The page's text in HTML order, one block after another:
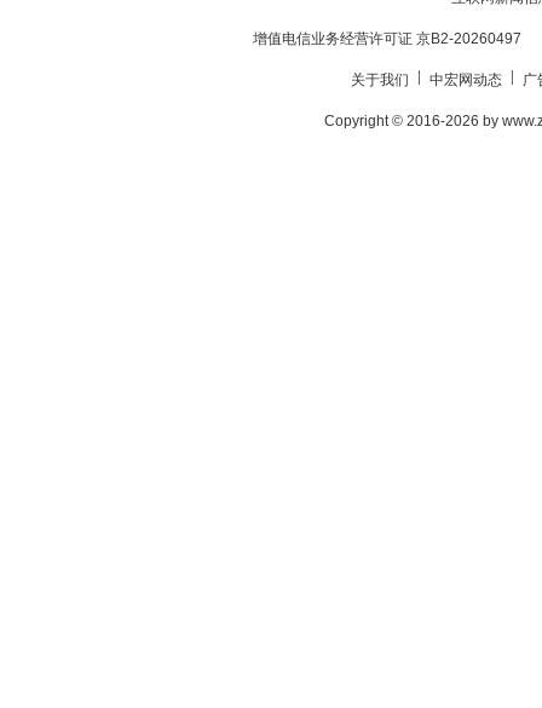
增值电信业务经营许可证 京B2-20260497
关于我们 中宏网动态 广
Copyright © 2016-2026 by